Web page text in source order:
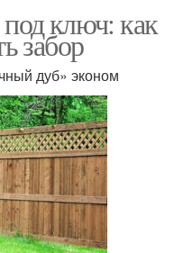
ключ: как
забор
дуб» эконом